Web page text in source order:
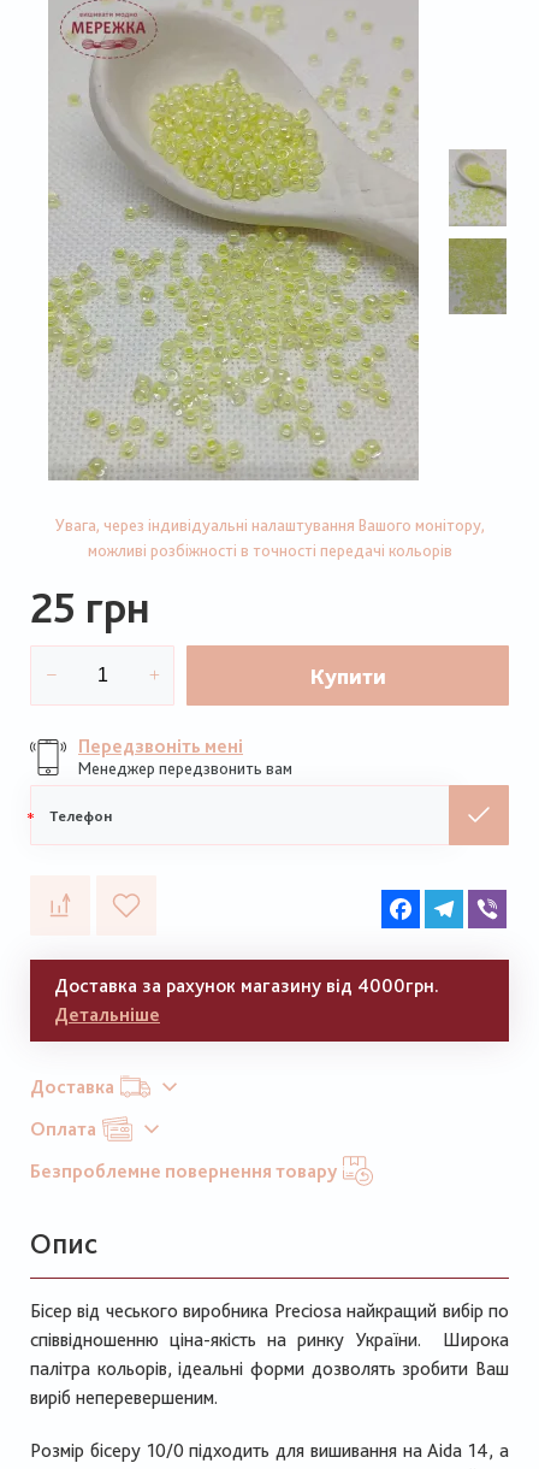
Увага, через індивідуальні налаштування Вашого монітору,
можливі розбіжності в точності передачі кольорів
25 грн
Купити
Передзвоніть мені
Менеджер передзвонить вам
телефон
FacebookTelegram
Доставка за рахунок магазину від 4000грн.
Детальніше
Доставка
Оплата
Безпроблемне повернення товару
Опис
Бісер від чеського виробника Preciosa найкращий вибір по
співвідношенню ціна-якість на ринку України. Широка
палітра кольорів, ідеальні форми дозволять зробити Ваш
виріб неперевершеним.
Розмір бісеру 10/0 підходить для вишивання на Aida 14, а